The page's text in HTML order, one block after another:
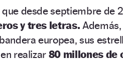
que desde septiembre de
y tres letras.
europea, sus
realizar 80 millones de